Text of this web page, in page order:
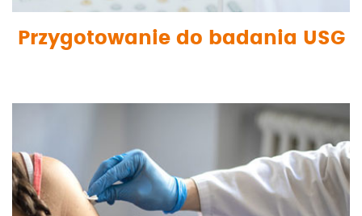
Przygotowanie do badania USG